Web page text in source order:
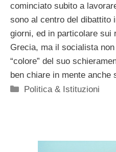
cominciato subito a
sono al centro del dibattito
giorni, ed in particolare sui
Grecia, ma il socialista
“colore” del suo
ben chiare in mente anche
Categorie
Politica & Istituzioni